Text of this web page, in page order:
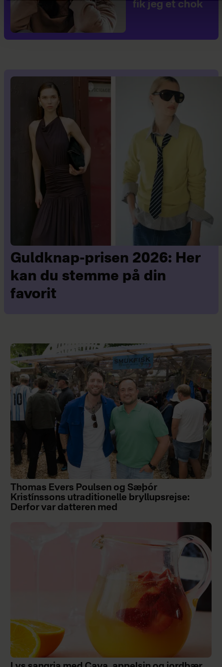
fik jeg et chok
Guldknap-prisen 2026: Her
kan du stemme på din
favorit
Thomas Evers Poulsen og Sæþór
Kristínssons utraditionelle bryllupsrejse:
Derfor var datteren med